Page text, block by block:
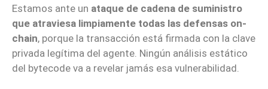
Estamos ante un ataque de cadena de suministro
que atraviesa limpiamente todas las defensas on-
chain, porque la transacción está firmada con la clave
privada legítima del agente. Ningún análisis estático
del bytecode va a revelar jamás esa vulnerabilidad.